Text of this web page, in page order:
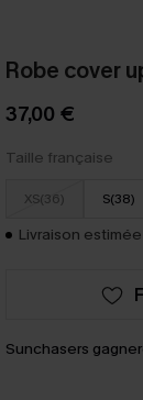
Robe cover
37,00 €
Taille française
XS(36) S(38)
Livraison
Sunchasers